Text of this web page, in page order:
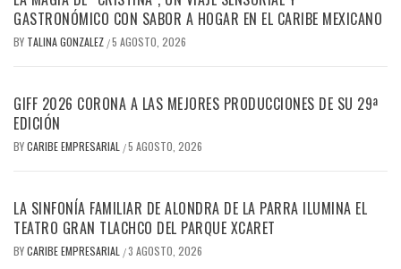
GASTRONÓMICO CON SABOR A HOGAR EN EL CARIBE MEXICANO
BY TALINA GONZALEZ /5 AGOSTO, 2026
GIFF 2026 CORONA A LAS MEJORES PRODUCCIONES DE SU 29ª
EDICIÓN
BYCARIBE EMPRESARIAL /5 AGOSTO, 2026
LA SINFONÍA FAMILIAR DE ALONDRA DE LA PARRA ILUMINA EL
TEATRO GRAN TLACHCO DEL PARQUE XCARET
BYCARIBE EMPRESARIAL /3 AGOSTO, 2026